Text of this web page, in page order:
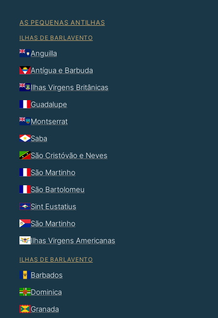
AS PEQUENAS ANTILHAS
ILHAS DE BARLAVENTO
Anguilla
Antígua e Barbuda
Ilhas Virgens Britânicas
Guadalupe
Montserrat
Saba
São Cristóvão e Neves
São Martinho
São Bartolomeu
Sint Eustatius
São Martinho
Ilhas Virgens Americanas
ILHAS DE BARLAVENTO
Barbados
Dominica
Granada